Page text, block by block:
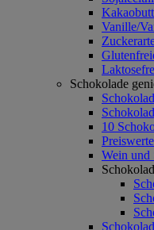
Vanille/
Schokolade
10
Wein und